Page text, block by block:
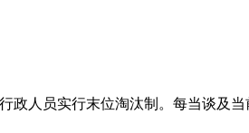
政人员实行末位淘汰制。每当谈及